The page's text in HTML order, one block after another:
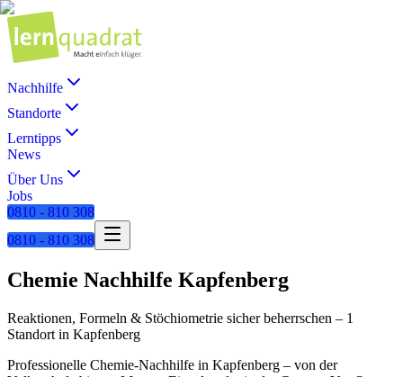
Nachhilfe
Standorte
Lerntipps
News
Über Uns
Jobs
0810 - 810 308
0810 - 810 308
Chemie Nachhilfe Kapfenberg
Reaktionen, Formeln & Stöchiometrie sicher beherrschen – 1
Standort in Kapfenberg
Professionelle Chemie-Nachhilfe in Kapfenberg – von der